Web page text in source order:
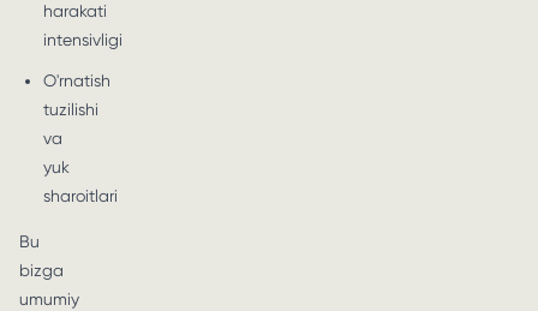
harakati
intensivligi
O'rnatish
tuzilishi
va
yuk
sharoitlari
Bu
bizga
umumiy